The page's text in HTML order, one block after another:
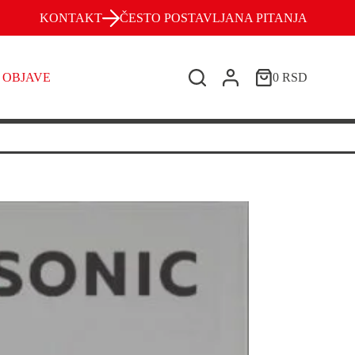
KONTAKT ČESTO POSTAVLJANA PITANJA
OBJAVE
Shopping
0 RSD